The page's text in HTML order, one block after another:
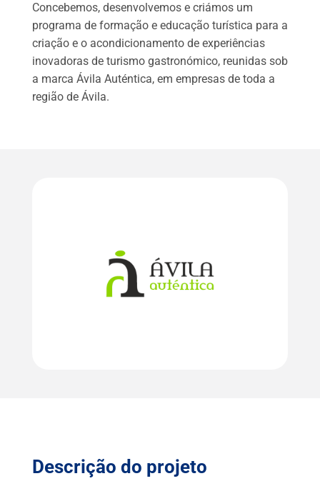
Concebemos, desenvolvemos e criámos um
programa de formação e educação turística para a
criação e o acondicionamento de experiências
inovadoras de turismo gastronómico, reunidas sob
a marca Ávila Auténtica, em empresas de toda a
região de Ávila.
Descrição do projeto